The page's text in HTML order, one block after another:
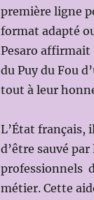
première ligne
format adapté
Pesaro affirmait
du Puy du Fou
tout à leur
L’État français,
d’être sauvé
professionnels
métier. Cette